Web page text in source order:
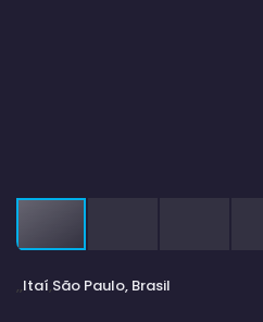
Itaí São Paulo, Brasil